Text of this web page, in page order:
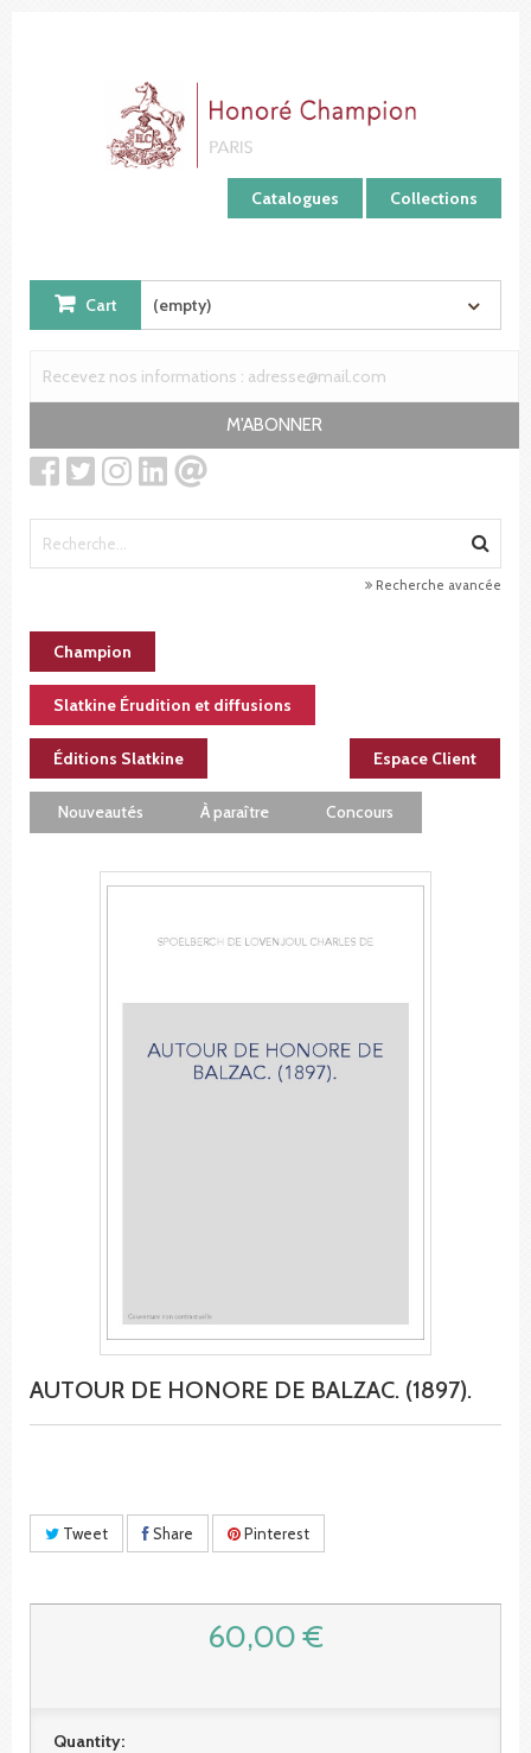
Catalogues Collections
Cart (empty)
M'ABONNER
Recherche avancée
Champion
Slatkine Érudition et diffusions
Éditions Slatkine Espace Client
Nouveautés À paraître Concours
AUTOUR DE HONORE DE BALZAC. (1897).
Tweet Share Pinterest
60,00 €
Quantity: